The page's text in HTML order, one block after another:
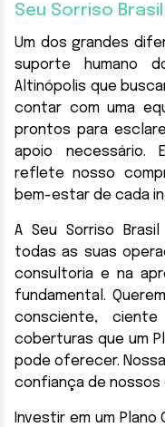
Seu Sorriso Brasil
Um dos grandes
suporte humano
Altinópolis que
contar com uma
prontos para
apoio necessário.
reflete nosso
bem-estar de cada
A Seu Sorriso
todas as suas
consultoria e na
fundamental.
consciente,
coberturas que um
pode oferecer.
confiança de nossos
Investir em um